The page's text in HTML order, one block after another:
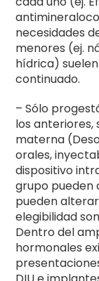
necesidades
menores (ej.
hídrica)
continuado.
– Sólo
los anteriores,
materna
orales,
dispositivo
grupo pueden
pueden
elegibilidad
Dentro del
hormonales